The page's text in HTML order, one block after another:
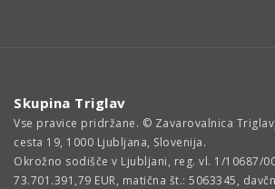
Skupina Triglav
Vse pravice pridržane. © Zavarovalnica
cesta 19, 1000 Ljubljana, Slovenija.
Okrožno sodišče v Ljubljani, reg. vl. 1/10687/
73.701.391,79 EUR, matična št.: 5063345,